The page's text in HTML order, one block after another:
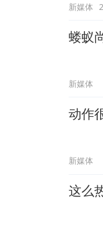
新媒体
蝼蚁
新媒体
动作
新媒体
这么